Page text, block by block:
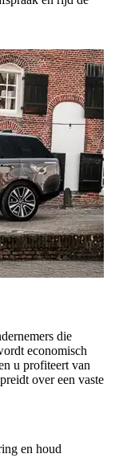
die
economisch
u profiteert van
over een vaste
en houd